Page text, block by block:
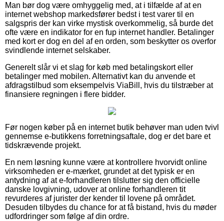
Man bør dog være omhyggelig med, at i tilfælde af at en
internet webshop markedsfører bedst i test varer til en
salgspris der kan virke mystisk overkommelig, så burde det
ofte være en indikator for en fup internet handler. Betalinger
med kort er dog en del af en orden, som beskytter os overfor
svindlende internet selskaber.
Generelt slår vi et slag for køb med betalingskort eller
betalinger med mobilen. Alternativt kan du anvende et
afdragstilbud som eksempelvis ViaBill, hvis du tilstræber at
finansiere regningen i flere bidder.
Før nogen køber på en internet butik behøver man uden tvivl
gennemse e-butikkens forretningsaftale, dog er det bare et
tidskrævende projekt.
En nem løsning kunne være at kontrollere hvorvidt online
virksomheden er e-mærket, grundet at det typisk er en
antydning af at e-forhandleren tilslutter sig den officielle
danske lovgivning, udover at online forhandleren tit
revurderes af jurister der kender til lovene på området.
Desuden tilbydes du chance for at få bistand, hvis du møder
udfordringer som følge af din ordre.